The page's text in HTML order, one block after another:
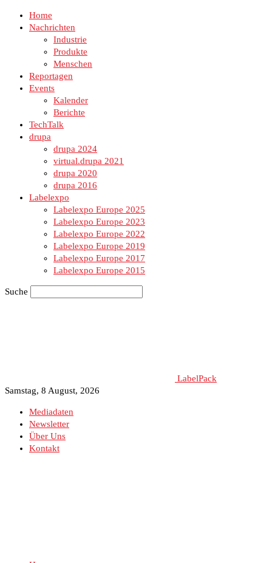
Home
Nachrichten
Industrie
Produkte
Menschen
Reportagen
Events
Kalender
Berichte
TechTalk
drupa
drupa 2024
virtual.drupa 2021
drupa 2020
drupa 2016
Labelexpo
Labelexpo Europe 2025
Labelexpo Europe 2023
Labelexpo Europe 2022
Labelexpo Europe 2019
Labelexpo Europe 2017
Labelexpo Europe 2015
Suche
LabelPack
Samstag, 8 August, 2026
Mediadaten
Newsletter
Über Uns
Kontakt